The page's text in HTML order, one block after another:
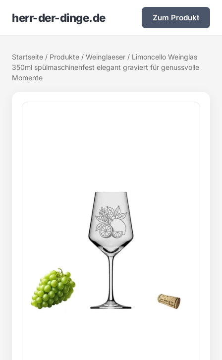
herr-der-dinge.de Zum Produkt
Startseite / Produkte / Weinglaeser / Limoncello Weinglas
350ml spülmaschinenfest elegant graviert für genussvolle
Momente